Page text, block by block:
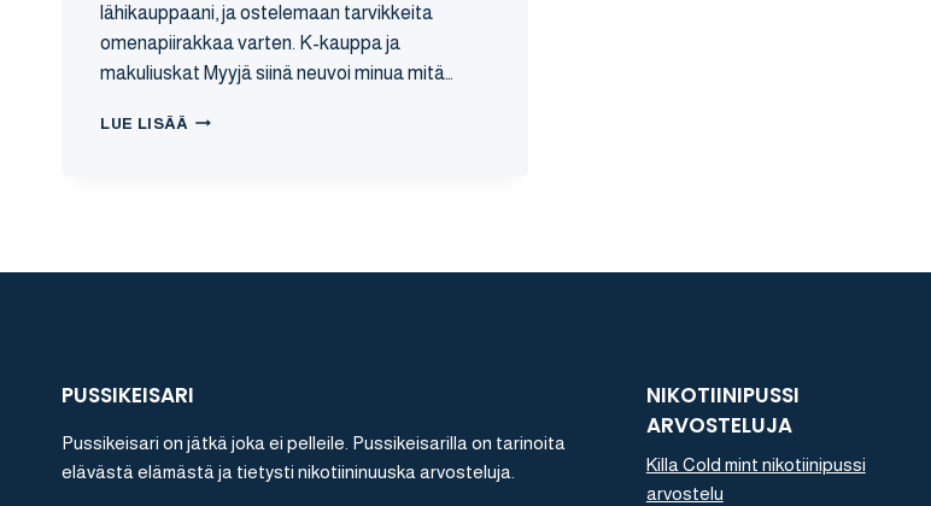
lähikauppaani, ja ostelemaan tarvikkeita
omenapiirakkaa varten. K-kauppa ja
makuliuskat Myyjä siinä neuvoi minua mitä…
LUE LISÄÄ TUPAKAN
PUSSIKEISARI
Pussikeisari on jätkä joka ei pelleile. Pussikeisarilla on tarinoita
elävästä elämästä ja tietysti nikotiininuuska arvosteluja.
NIKOTIINIPUSSI
ARVOSTELUJA
Killa Cold mint nikotiinipussi
arvostelu